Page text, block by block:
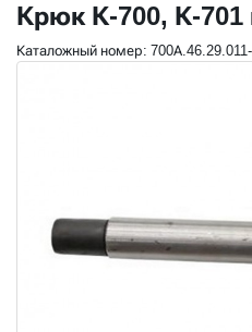
Крюк К-700, К-701
Каталожный номер: